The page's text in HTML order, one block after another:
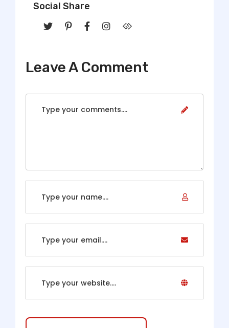
Social Share
Leave A Comment